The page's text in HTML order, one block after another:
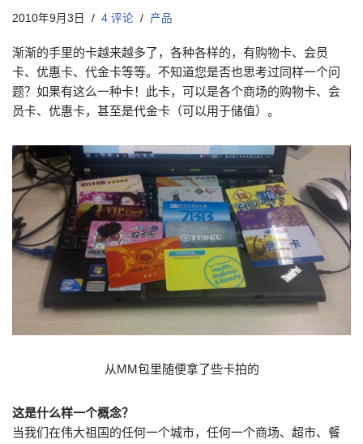
2010年9月3日 4 评论 产品
渐渐的手里的卡越来越多了，各种各样的，有购物卡、会员
卡、优惠卡、代金卡等等。不知道您是否也思考过同样一个问
题？如果有这么一种卡！此卡，可以是各个商场的购物卡、会
员卡、优惠卡，甚至是代金卡（可以用于储值）。
从MM包里随便拿了些卡拍的
这是什么样一个概念？
当我们在伟大祖国的任何一个城市，任何一个商场、超市、餐